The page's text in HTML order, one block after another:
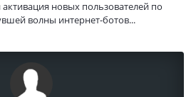
новых пользователей по
волны интернет-ботов...